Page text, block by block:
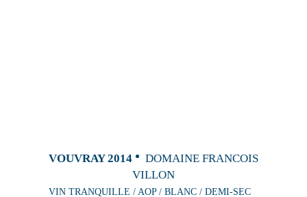
VOUVRAY 2014
DOMAINE FRANCOIS
VILLON
VIN TRANQUILLE / AOP / BLANC / DEMI-SEC